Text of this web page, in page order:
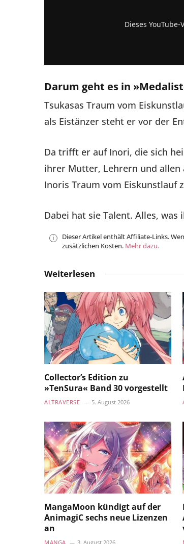
Dieses
Darum geht es in
Tsukasas Traum vom
als Eistänzer steht er vor der
Da trifft er auf Inori, die sich
ihrer Mutter, Lehrern und allen
Inoris Traum vom Eiskunstlauf
Dabei hat sie Talent. Alles,
Dieser Artikel enthält Affiliate-Links.
zusätzlichen Kosten. Mehr dazu.
Weiterlesen
Collector’s Edition zu
»TenSura« Band 30 vorgestellt
ALTRAVERSE 5. August 2026
MangaMoon kündigt auf der
AnimagiC sechs neue Lizenzen
an
MANGA 3. August 2026